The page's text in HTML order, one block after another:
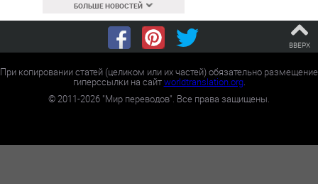
БОЛЬШЕ НОВОСТЕЙ
ВВЕРХ
При копировании статей (целиком или их частей) обязательно размещение
гиперссылки на сайтworldtranslation.org.
©2011-2026 "Мир переводов". Все права защищены.